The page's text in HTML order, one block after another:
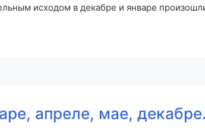
исходом в декабре и январе
апреле, мае,